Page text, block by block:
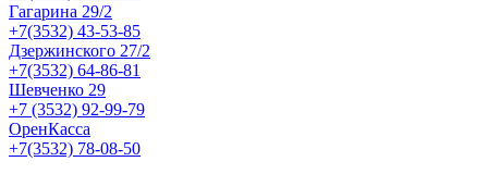
Гагарина 29/2
+7(3532) 43-53-85
Дзержинского 27/2
+7(3532) 64-86-81
Шевченко 29
+7 (3532) 92-99-79
ОренКасса
+7(3532) 78-08-50